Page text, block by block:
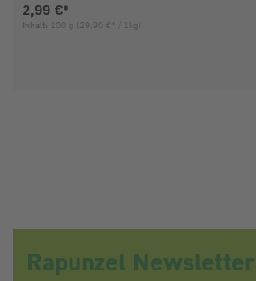
Aktueller Preis:
2,99 €*
Inhalt: 100 g (29,90 €* / 1kg)
Rapunzel Newsletter